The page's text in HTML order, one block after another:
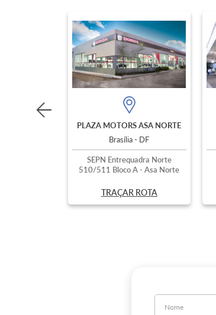
PLAZA MOTORS ASA NORTE
Brasília - DF
SEPN Entrequadra Norte
510/511 Bloco A - Asa Norte
TRAÇAR ROTA